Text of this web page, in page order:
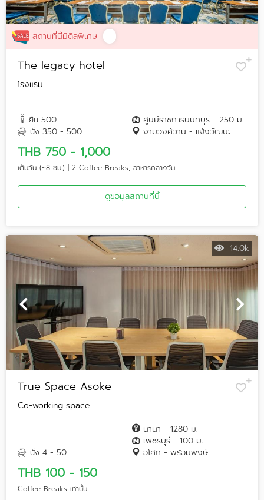
สถานที่นี้มีดีลพิเศษ
The legacy hotel
โรงแรม
ยืน 500
นั่ง 350 - 500
ศูนย์ราชการนนทบุรี - 250 ม.
งามวงศ์วาน - แจ้งวัฒนะ
THB 750 - 1,000
เต็มวัน (~8 ชม.) | 2 Coffee Breaks, อาหารกลางวัน
ดูข้อมูลสถานที่นี้
14.0k
True Space Asoke
Co-working space
นั่ง 4 - 50
นานา - 1280 ม.
เพชรบุรี - 100 ม.
อโศก - พร้อมพงษ์
THB 100 - 150
Coffee Breaks เท่านั้น